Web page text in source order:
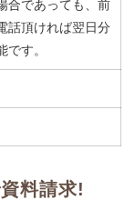
合であっても、前
話頂ければ翌日分
です。
料請求!